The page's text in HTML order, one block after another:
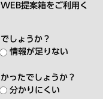
提案箱をご利用く
しょうか？
情報が足りない
ったでしょうか？
分かりにくい